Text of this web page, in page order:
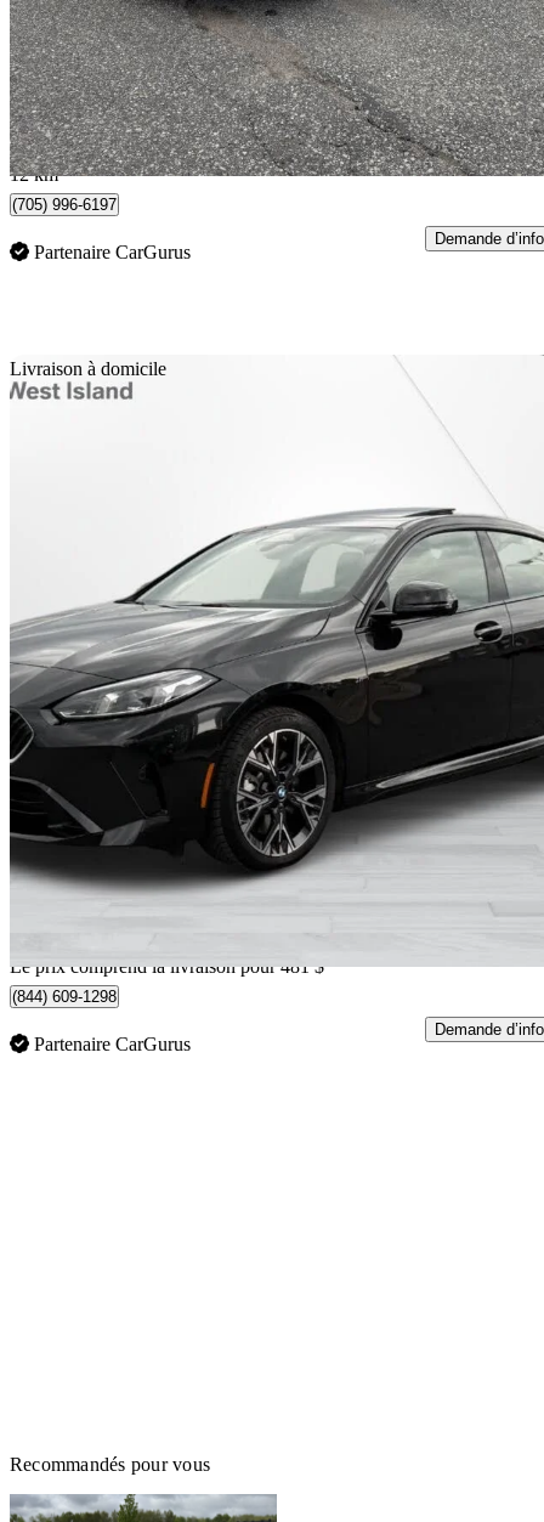
40 000 $ Affaire
702 $/mois env.
Innisfil, ON
12 km
(705) 996-6197
Partenaire CarGurus
Demande d’info
Livraison à domicile
2026 BMW 2 Series
228 Gran Coupe xDrive 382 km
45 251 $
Occasion
Le prix comprend la livraison pour 481 $
(844) 609-1298
Partenaire CarGurus
Demande d’info
Recommandés pour vous